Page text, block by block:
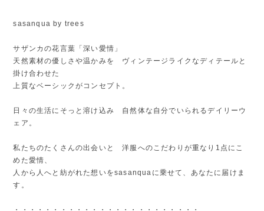
sasanqua by trees
サザンカの花言葉「深い愛情」
天然素材の優しさや温かみを ヴィンテージライクなディテールと
掛け合わせた
上質なベーシックがコンセプト。
日々の生活にそっと溶け込み 自然体な自分でいられるデイリーウ
ェア。
私たちのたくさんの出会いと 洋服へのこだわりが重なり1点にこ
めた愛情、
人から人へと紡がれた想いをsasanquaに乗せて、あなたに届けま
す。